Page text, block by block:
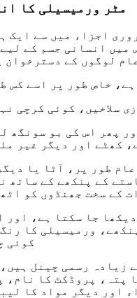
مٹر ورمیسیلی کا
اجزاء میں سے ایک
انسانی جسم کے
لوگوں کے دسترخوان
خاص طور پر اسے کس
سلاخیں، کوئی کرچی
پھر اس کی بو سونگھ
کھٹے اور دیگر غیر
طور پر، آٹا یا
کے پنکھے کے ساتھ
جا سکتا ہے، اور
ورمیسیلی کا
کوئی
زیادہ رسمی چینل
پتہ، پروڈکٹ کا نام،
اور دیگر مواد کا